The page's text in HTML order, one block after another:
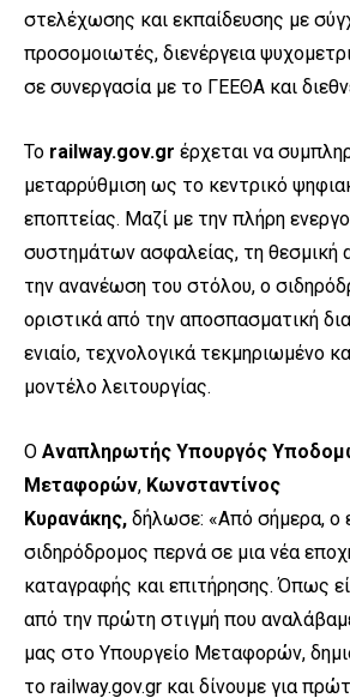
στελέχωσης και εκπαίδευσης με
προσομοιωτές, διενέργεια
σε συνεργασία με το ΓΕΕΘΑ και
Το railway.gov.gr έρχεται να
μεταρρύθμιση ως το κεντρικό
εποπτείας. Μαζί με την πλήρη
συστημάτων ασφαλείας, τη θεσμική
την ανανέωση του στόλου, ο
οριστικά από την αποσπασματική
ενιαίο, τεχνολογικά τεκμηριωμένο
μοντέλο λειτουργίας.
Ο Αναπληρωτής Υπουργός
Μεταφορών, Κωνσταντίνος
Κυρανάκης, δήλωσε: «Από σήμερα, ο
σιδηρόδρομος περνά σε μια νέα
καταγραφής και επιτήρησης. Όπως
από την πρώτη στιγμή που
μας στο Υπουργείο Μεταφορών,
το railway.gov.gr και δίνουμε για